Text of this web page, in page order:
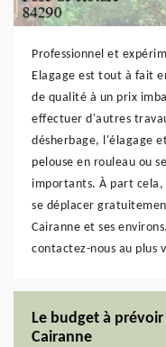
Professionnel et
Elagage est tout à fait
de qualité à un prix
effectuer d'autres
désherbage, l'élagage
pelouse en rouleau ou
importants. À part cela,
se déplacer
Cairanne et ses
contactez-nous au plus
Le budget à
Cairanne